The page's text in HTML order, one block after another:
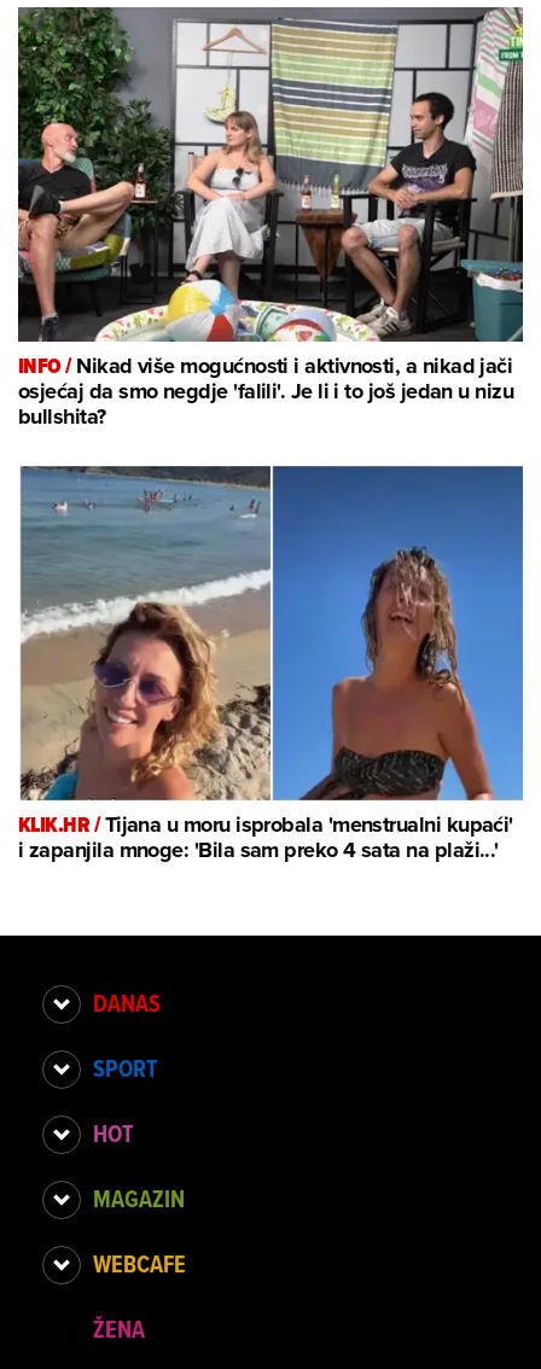
INFO /Nikad više mogućnosti i aktivnosti, a nikad jači
osjećaj da smo negdje 'falili'. Je li i to još jedan u nizu
bullshita?
KLIK.HR /Tijana u moru isprobala 'menstrualni kupaći'
i zapanjila mnoge: 'Bila sam preko 4 sata na plaži...'
DANAS
SPORT
HOT
MAGAZIN
WEBCAFE
ŽENA